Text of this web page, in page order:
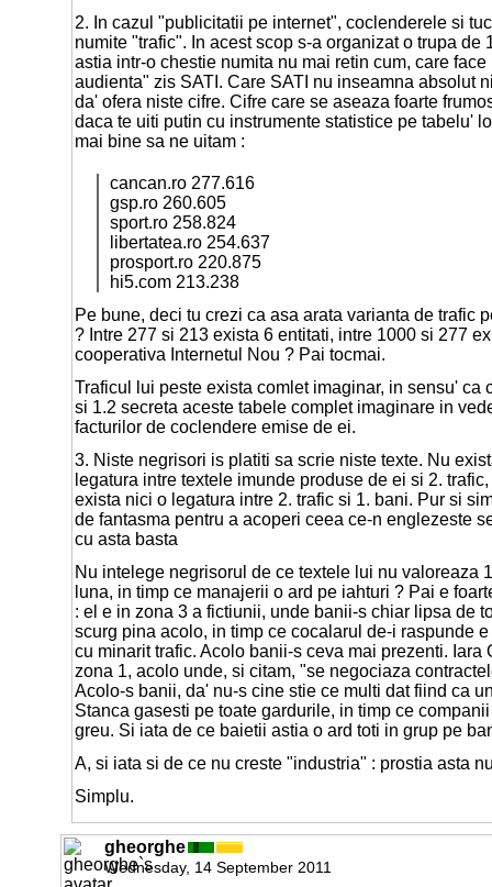
2. In cazul "publicitatii pe internet", coclenderele si
numite "trafic". In acest scop s-a organizat o trupa de
astia intr-o chestie numita nu mai retin cum, care
audienta" zis SATI. Care SATI nu inseamna absolut
da' ofera niste cifre. Cifre care se aseaza foarte
daca te uiti putin cu instrumente statistice pe tabelu'
mai bine sa ne uitam :
cancan.ro 277.616
gsp.ro 260.605
sport.ro 258.824
libertatea.ro 254.637
prosport.ro 220.875
hi5.com 213.238
Pe bune, deci tu crezi ca asa arata varianta de trafic
? Intre 277 si 213 exista 6 entitati, intre 1000 si 277
cooperativa Internetul Nou ? Pai tocmai.
Traficul lui peste exista comlet imaginar, in sensu' ca
si 1.2 secreta aceste tabele complet imaginare in
facturilor de coclendere emise de ei.
3. Niste negrisori is platiti sa scrie niste texte. Nu
legatura intre textele imunde produse de ei si 2.
exista nici o legatura intre 2. trafic si 1. bani. Pur si
de fantasma pentru a acoperi ceea ce-n englezeste
cu asta basta
Nu intelege negrisorul de ce textele lui nu valoreaza
luna, in timp ce manajerii o ard pe iahturi ? Pai e
: el e in zona 3 a fictiunii, unde banii-s chiar lipsa de
scurg pina acolo, in timp ce cocalarul de-i raspunde
cu minarit trafic. Acolo banii-s ceva mai prezenti. Iara
zona 1, acolo unde, si citam, "se negociaza
Acolo-s banii, da' nu-s cine stie ce multi dat fiind ca
Stanca gasesti pe toate gardurile, in timp ce
greu. Si iata de ce baietii astia o ard toti in grup pe
A, si iata si de ce nu creste "industria" : prostia asta
Simplu.
gheorghe
Wednesday, 14 September 2011